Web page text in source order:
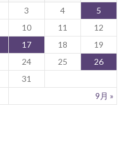
9月 »
3 4
5
10 11
12
17 18
19
24 25
26
31